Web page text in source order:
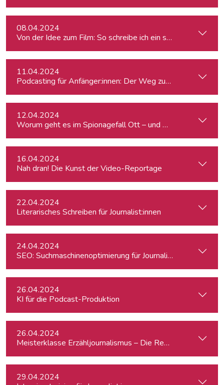
08.04.2024
Von der Idee zum Film: So schreibe ich ein schlüssiges
11.04.2024
Podcasting für Anfänger:innen: Der Weg zum eigenen
12.04.2024
Worum geht es im Spionagefall Ott – und wie reagiert die
16.04.2024
Nah dran! Die Kunst der Video-Reportage
22.04.2024
Literarisches Schreiben für Journalist:innen
24.04.2024
SEO: Suchmaschinenoptimierung für Journalist:innen
26.04.2024
KI für die Podcast-Produktion
26.04.2024
Meisterklasse Erzähljournalismus – Die
29.04.2024